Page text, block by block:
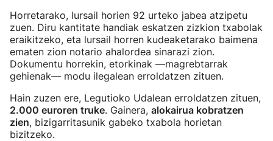
Horretarako, lursail horien 92 urteko jabea atzipetu
zuen. Diru kantitate handiak eskatzen zizkion txabolak
eraikitzeko, eta lursail horren kudeaketarako baimena
ematen zion notario ahalordea sinarazi zion.
Dokumentu horrekin, etorkinak —magrebtarrak
gehienak— modu ilegalean erroldatzen zituen.
Hain zuzen ere, Legutioko Udalean erroldatzen zituen,
2.000 euroren truke. Gainera, alokairua kobratzen
zien, bizigarritasunik gabeko txabola horietan
bizitzeko.